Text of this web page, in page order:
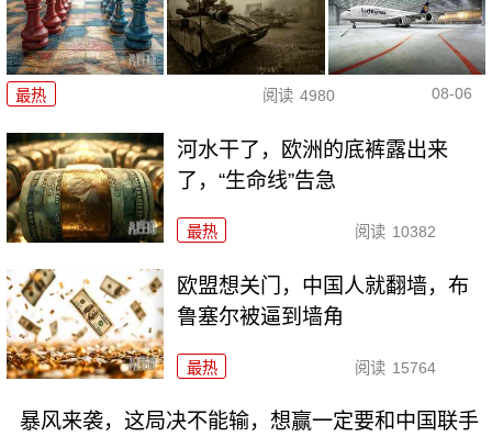
最热 阅读 4980 08-06
河水干了，欧洲的底裤露出来
了，“生命线”告急
最热 阅读 10382
欧盟想关门，中国人就翻墙，布
鲁塞尔被逼到墙角
最热 阅读 15764
暴风来袭，这局决不能输，想赢一定要和中国联手